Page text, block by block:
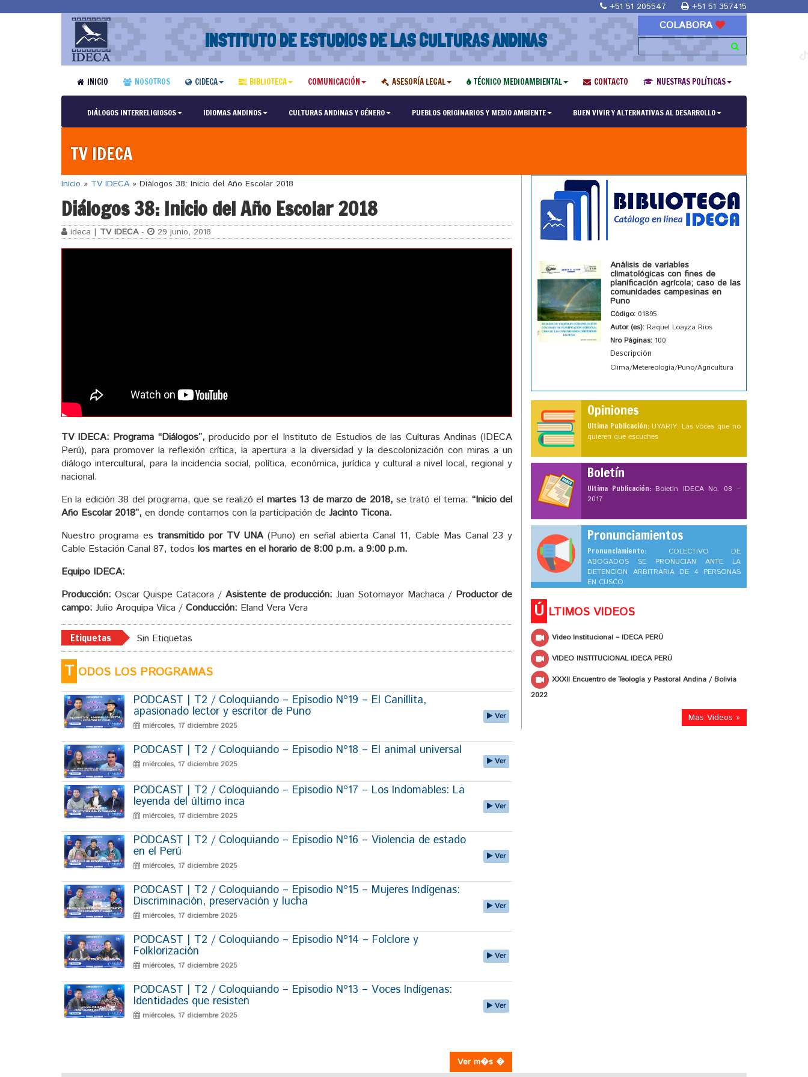
+51 51 205547 +51 51 357415
INSTITUTO DE ESTUDIOS DE LAS CULTURAS ANDINAS
COLABORA
INICIO NOSOTROS CIDECA BIBLIOTECA COMUNICACIÓN ASESORÍA LEGAL TÉCNICO MEDIOAMBIENTAL CONTACTO NUESTRAS POLÍTICAS
DIÁLOGOS INTERRELIGIOSOS IDIOMAS ANDINOS CULTURAS ANDINAS Y GÉNERO PUEBLOS ORIGINARIOS Y MEDIO AMBIENTE BUEN VIVIR Y ALTERNATIVAS AL DESARROLLO
TV IDECA
Inicio » TV IDECA » Diálogos 38: Inicio del Año Escolar 2018
Diálogos 38: Inicio del Año Escolar 2018
ideca | TV IDECA- 29 junio, 2018
TV IDECA: Programa “Diálogos”, producido por el Instituto de Estudios de las Culturas Andinas (IDECA
Perú), para promover la reflexión crítica, la apertura a la diversidad y la descolonización con miras a un
diálogo intercultural, para la incidencia social, política, económica, jurídica y cultural a nivel local, regional y
nacional.
En la edición 38 del programa, que se realizó el martes 13 de marzo de 2018, se trató el tema: “Inicio del
Año Escolar 2018”, en donde contamos con la participación de Jacinto Ticona.
Nuestro programa es transmitido por TV UNA(Puno) en señal abierta Canal 11, Cable Mas Canal 23 y
Cable Estación Canal 87, todos los martes en el horario de 8:00 p.m. a 9:00 p.m.
Equipo IDECA:
Producción: Oscar Quispe Catacora / Asistente de producción: Juan Sotomayor Machaca / Productor de
campo: Julio Aroquipa Vilca / Conducción: Eland Vera Vera
Etiquetas Sin Etiquetas
T ODOS LOS PROGRAMAS
PODCAST | T2 / Coloquiando – Episodio Nº19 – El Canillita,
apasionado lector y escritor de Puno
miércoles, 17 diciembre 2025
Ver
PODCAST | T2 / Coloquiando – Episodio Nº18 – El animal universal
miércoles, 17 diciembre 2025 Ver
PODCAST | T2 / Coloquiando – Episodio Nº17 – Los Indomables: La
leyenda del último inca
miércoles, 17 diciembre 2025
Ver
PODCAST | T2 / Coloquiando – Episodio Nº16 – Violencia de estado
en el Perú
miércoles, 17 diciembre 2025
Ver
PODCAST | T2 / Coloquiando – Episodio Nº15 – Mujeres Indígenas:
Discriminación, preservación y lucha
miércoles, 17 diciembre 2025
Ver
PODCAST | T2 / Coloquiando – Episodio Nº14 – Folclore y
Folklorización
miércoles, 17 diciembre 2025
Ver
PODCAST | T2 / Coloquiando – Episodio Nº13 – Voces Indígenas:
Identidades que resisten
miércoles, 17 diciembre 2025
Ver
Ver m�s �
Análisis de variables
climatológicas con fines de
planificación agrícola; caso de las
comunidades campesinas en
Puno
Código: 01895
Autor (es): Raquel Loayza Rios
Nro Páginas: 100
Descripción
Clima/Metereología/Puno/Agricultura
Opiniones
Ultima Publicación: UYARIY: Las voces que no
quieren que escuches
Boletín
Ultima Publicación: Boletín IDECA No. 08 –
2017
Pronunciamientos
Pronunciamiento: COLECTIVO DE
ABOGADOS SE PRONUCIAN ANTE LA
DETENCION ARBITRARIA DE 4 PERSONAS
EN CUSCO
Ú LTIMOS VIDEOS
Video Institucional – IDECA PERÚ
VIDEO INSTITUCIONAL IDECA PERÚ
XXXII Encuentro de Teología y Pastoral Andina / Bolivia
2022
Más Videos »